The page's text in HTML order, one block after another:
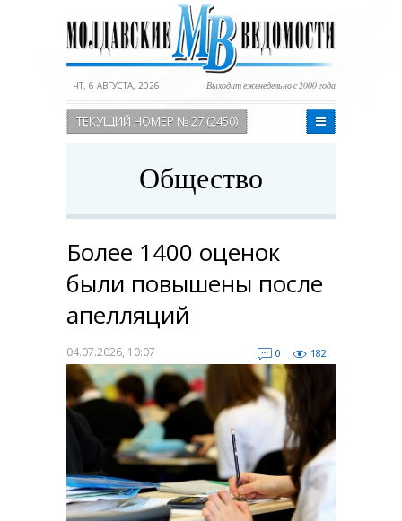
ЧТ, 6 АВГУСТА, 2026 Выходит еженедельно с 2000 года
ТЕКУЩИЙ НОМЕР № 27 (2450)
Общество
Более 1400 оценок
были повышены после
апелляций
04.07.2026, 10:07 0 182